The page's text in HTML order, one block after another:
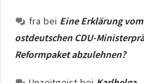
fra bei Eine Erklärung
ostdeutschen CDU-
Reformpaket abzulehnen?